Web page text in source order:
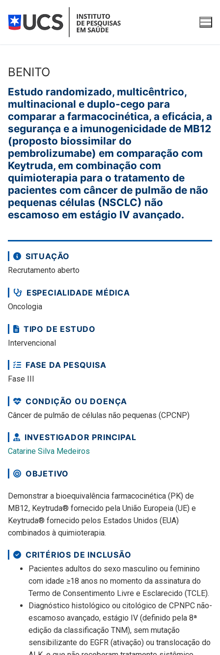
para
O Instituto
Apresentação
Equipe
Qualidade
Publicações
Para participantes
O que é pesquisa clínica?
Fases da pesquisa clínica
Como participar
Pesquisas clínicas
Pesquisas clínicas com recrutamento aberto
Pesquisas clínicas em andamento
Pesquisas concluídas
Serviços
Água Purificada e Ultrapurificada
REDCap
Contato
BENITO
Estudo randomizado, multicêntrico,
multinacional e duplo-cego para
comparar a farmacocinética, a eficácia, a
segurança e a imunogenicidade de MB12
(proposto biossimilar do
pembrolizumabe) em comparação com
Keytruda, em combinação com
quimioterapia para o tratamento de
pacientes com câncer de pulmão de não
pequenas células (NSCLC) não
escamoso em estágio IV avançado.
SITUAÇÃO
Recrutamento aberto
ESPECIALIDADE MÉDICA
Oncologia
TIPO DE ESTUDO
Intervencional
FASE DA PESQUISA
Fase III
CONDIÇÃO OU DOENÇA
Câncer de pulmão de células não pequenas (CPCNP)
INVESTIGADOR PRINCIPAL
Catarine Silva Medeiros
OBJETIVO
Demonstrar a bioequivalência farmacocinética (PK) de
MB12, Keytruda® fornecido pela União Europeia (UE) e
Keytruda® fornecido pelos Estados Unidos (EUA)
combinados à quimioterapia.
CRITÉRIOS DE INCLUSÃO
Pacientes adultos do sexo masculino ou feminino
com idade ≥18 anos no momento da assinatura do
Termo de Consentimento Livre e Esclarecido (TCLE).
Diagnóstico histológico ou citológico de CPNPC não-
escamoso avançado, estágio IV (definido pela 8ª
edição da classificação TNM), sem mutação
sensibilizante do EGFR (ativação) ou translocação do